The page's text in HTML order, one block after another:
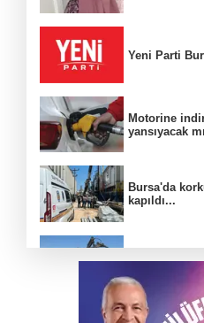
Yeni Parti
Motorine
yansıyacak
Bursa'da
kapıldı...
memuru 3